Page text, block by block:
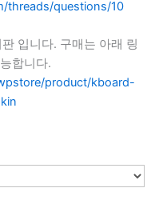
threads/questions/10
입니다. 구매는 아래 링
합니다.
product/kboard-